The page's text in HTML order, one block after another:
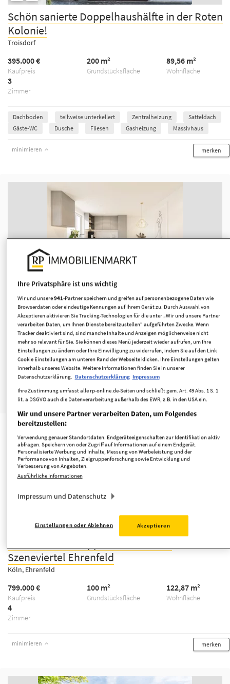
Schön sanierte Doppelhaushälfte in der Roten
Kolonie!
Troisdorf
Kaufpreis
395.000 €
Grundstücksfläche
200 m²
Wohnfläche
89,56 m²
Zimmer
3
Dachboden teilweise unterkellert Zentralheizung
Satteldach
Gäste-WC
Dusche Fliesen Gasheizung Massivhaus
minimieren merken
Townhaus als Doppelhaushälfte im
Szeneviertel Ehrenfeld
Köln, Ehrenfeld
Kaufpreis
819.000 €
Grundstücksfläche
100 m²
Wohnfläche
123,86 m²
Zimmer
minimieren merken
Szeneviertel Ehrenfeld
Köln, Ehrenfeld
Kaufpreis
799.000 €
Grundstücksfläche
100 m²
Wohnfläche
122,87 m²
Zimmer
4
minimieren merken
Ihre Privatsphäre ist uns wichtig
Wir und unsere941-Partner speichern und greifen auf personenbezogene Daten wie
Browserdaten oder eindeutige Kennungen auf Ihrem Gerät zu. Durch Auswahl von
Akzeptieren aktivieren Sie Tracking-Technologien für die unter „Wir und unsere Partner
verarbeiten Daten, um Ihnen Dienste bereitzustellen“ aufgeführten Zwecke. Wenn
Tracker deaktiviert sind, sind manche Inhalte und Anzeigen möglicherweise nicht
mehr so relevant für Sie. Sie können dieses Menü jederzeit wieder aufrufen, um Ihre
Einstellungen zu ändern oder Ihre Einwilligung zu widerrufen, indem Sie auf den Link
Cookie Einstellungen am unteren Rand der Webseite klicken. Ihre Einstellungen gelten
innerhalb unseres Website. Weitere Informationen finden Sie in unserer
Datenschutzerklärung. Datenschutzerklärung Impressum
Ihre Zustimmung umfasst alle rp-online.de-Seiten und schließt gem. Art. 49 Abs. 1 S. 1
lit. a DSGVO auch die Datenverarbeitung außerhalb des EWR, z.B. in den USA ein.
Wir und unsere Partner verarbeiten Daten, um Folgendes
bereitzustellen:
Verwendung genauer Standortdaten. Endgeräteeigenschaften zur Identifikation aktiv
abfragen. Speichern von oder Zugriff auf Informationen auf einem Endgerät.
Personalisierte Werbung und Inhalte, Messung von Werbeleistung und der
Performance von Inhalten, Zielgruppenforschung sowie Entwicklung und
Verbesserung von Angeboten.
Ausführliche Informationen
Impressum und Datenschutz
Einstellungen oder Ablehnen Akzeptieren